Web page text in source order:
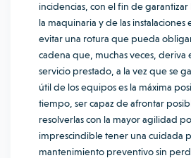
incidencias, con el fin de
la maquinaria y de las instalaciones
evitar una rotura que pueda
cadena que, muchas veces, deriva
servicio prestado, a la vez que se
útil de los equipos es la máxima
tiempo, ser capaz de afrontar
resolverlas con la mayor agilidad
imprescindible tener una cuidada
mantenimiento preventivo sin